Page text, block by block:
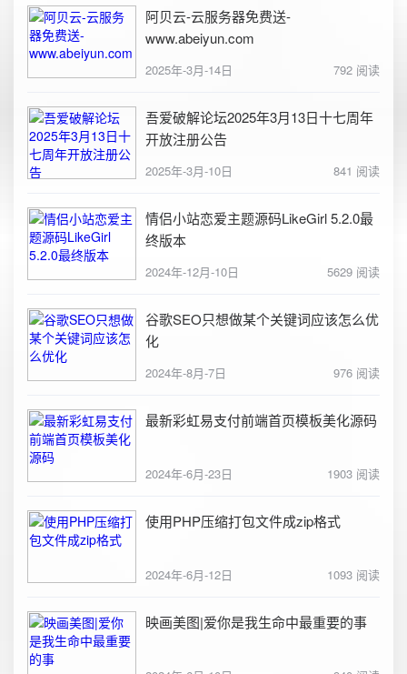
阿贝云-云服务器免费送-
www.abeiyun.com
2025年-3月-14日 792 阅读
吾爱破解论坛2025年3月13日十七周年
开放注册公告
2025年-3月-10日 841 阅读
情侣小站恋爱主题源码LikeGirl 5.2.0最
终版本
2024年-12月-10日 5629 阅读
谷歌SEO只想做某个关键词应该怎么优
化
2024年-8月-7日 976 阅读
最新彩虹易支付前端首页模板美化源码
2024年-6月-23日 1903 阅读
使用PHP压缩打包文件成zip格式
2024年-6月-12日 1093 阅读
映画美图|爱你是我生命中最重要的事